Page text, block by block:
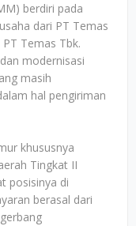
berdiri pada
dari PT Temas
Temas Tbk.
modernisasi
masih
hal pengiriman
khususnya
Tingkat II
posisinya di
berasal dari